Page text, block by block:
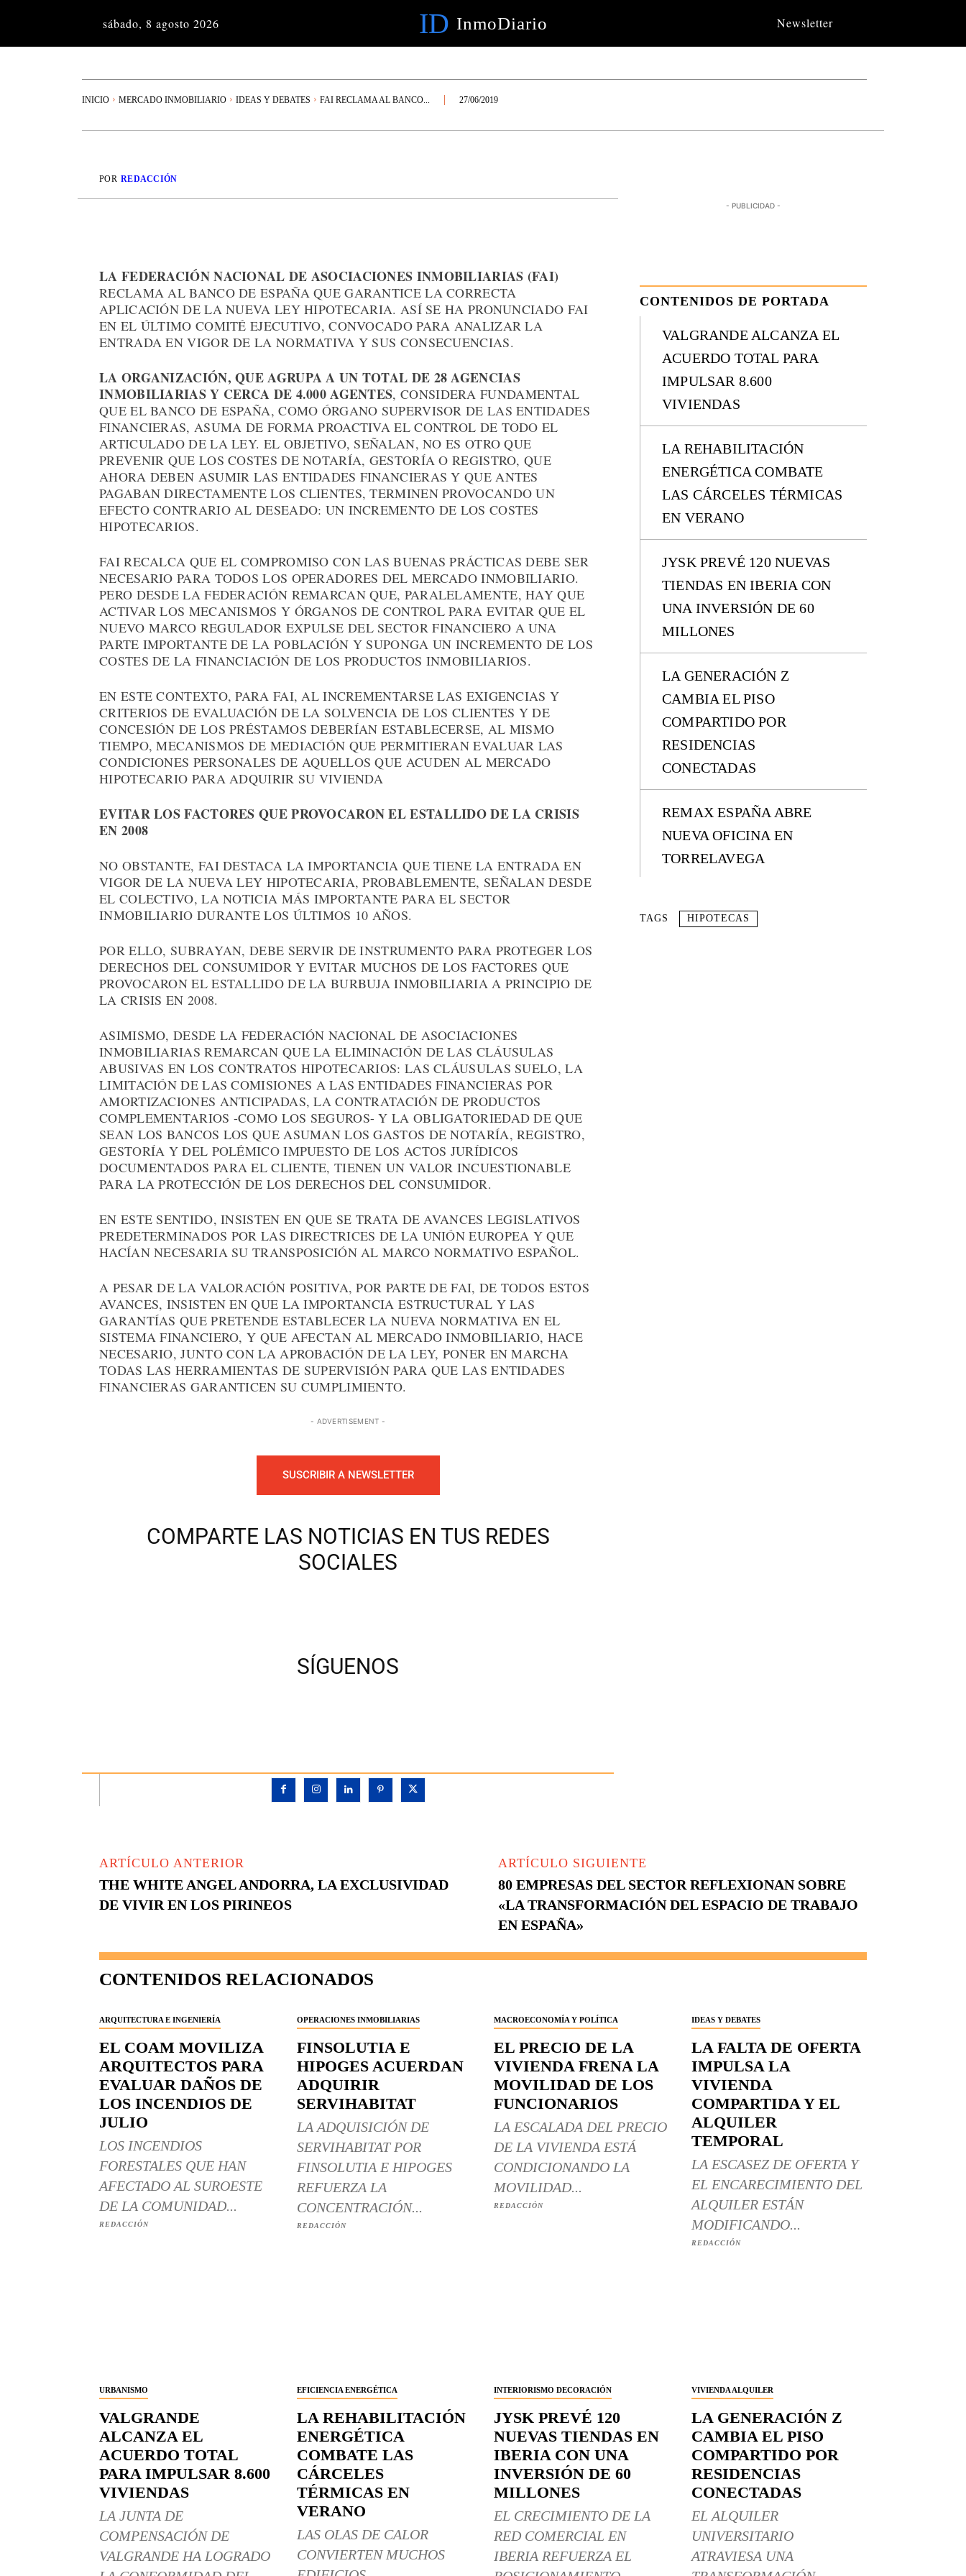
sábado, 8 agosto 2026 ID InmoDiario Newsletter
INICIO MERCADO INMOBILIARIO IDEAS Y DEBATES FAI RECLAMA AL BANCO... 27/06/2019
POR REDACCIÓN
LA FEDERACIÓN NACIONAL DE ASOCIACIONES INMOBILIARIAS (FAI)
RECLAMA AL BANCO DE ESPAÑA QUE GARANTICE LA CORRECTA
APLICACIÓN DE LA NUEVA LEY HIPOTECARIA. ASÍ SE HA PRONUNCIADO FAI
EN EL ÚLTIMO COMITÉ EJECUTIVO, CONVOCADO PARA ANALIZAR LA
ENTRADA EN VIGOR DE LA NORMATIVA Y SUS CONSECUENCIAS.
LA ORGANIZACIÓN, QUE AGRUPA A UN TOTAL DE 28 AGENCIAS
INMOBILIARIAS Y CERCA DE 4.000 AGENTES, CONSIDERA FUNDAMENTAL
QUE EL BANCO DE ESPAÑA, COMO ÓRGANO SUPERVISOR DE LAS ENTIDADES
FINANCIERAS, ASUMA DE FORMA PROACTIVA EL CONTROL DE TODO EL
ARTICULADO DE LA LEY. EL OBJETIVO, SEÑALAN, NO ES OTRO QUE
PREVENIR QUE LOS COSTES DE NOTARÍA, GESTORÍA O REGISTRO, QUE
AHORA DEBEN ASUMIR LAS ENTIDADES FINANCIERAS Y QUE ANTES
PAGABAN DIRECTAMENTE LOS CLIENTES, TERMINEN PROVOCANDO UN
EFECTO CONTRARIO AL DESEADO: UN INCREMENTO DE LOS COSTES
HIPOTECARIOS.
FAI RECALCA QUE EL COMPROMISO CON LAS BUENAS PRÁCTICAS DEBE SER
NECESARIO PARA TODOS LOS OPERADORES DEL MERCADO INMOBILIARIO.
PERO DESDE LA FEDERACIÓN REMARCAN QUE, PARALELAMENTE, HAY QUE
ACTIVAR LOS MECANISMOS Y ÓRGANOS DE CONTROL PARA EVITAR QUE EL
NUEVO MARCO REGULADOR EXPULSE DEL SECTOR FINANCIERO A UNA
PARTE IMPORTANTE DE LA POBLACIÓN Y SUPONGA UN INCREMENTO DE LOS
COSTES DE LA FINANCIACIÓN DE LOS PRODUCTOS INMOBILIARIOS.
EN ESTE CONTEXTO, PARA FAI, AL INCREMENTARSE LAS EXIGENCIAS Y
CRITERIOS DE EVALUACIÓN DE LA SOLVENCIA DE LOS CLIENTES Y DE
CONCESIÓN DE LOS PRÉSTAMOS DEBERÍAN ESTABLECERSE, AL MISMO
TIEMPO, MECANISMOS DE MEDIACIÓN QUE PERMITIERAN EVALUAR LAS
CONDICIONES PERSONALES DE AQUELLOS QUE ACUDEN AL MERCADO
HIPOTECARIO PARA ADQUIRIR SU VIVIENDA
EVITAR LOS FACTORES QUE PROVOCARON EL ESTALLIDO DE LA CRISIS
EN 2008
NO OBSTANTE, FAI DESTACA LA IMPORTANCIA QUE TIENE LA ENTRADA EN
VIGOR DE LA NUEVA LEY HIPOTECARIA, PROBABLEMENTE, SEÑALAN DESDE
EL COLECTIVO, LA NOTICIA MÁS IMPORTANTE PARA EL SECTOR
INMOBILIARIO DURANTE LOS ÚLTIMOS 10 AÑOS.
POR ELLO, SUBRAYAN, DEBE SERVIR DE INSTRUMENTO PARA PROTEGER LOS
DERECHOS DEL CONSUMIDOR Y EVITAR MUCHOS DE LOS FACTORES QUE
PROVOCARON EL ESTALLIDO DE LA BURBUJA INMOBILIARIA A PRINCIPIO DE
LA CRISIS EN 2008.
ASIMISMO, DESDE LA FEDERACIÓN NACIONAL DE ASOCIACIONES
INMOBILIARIAS REMARCAN QUE LA ELIMINACIÓN DE LAS CLÁUSULAS
ABUSIVAS EN LOS CONTRATOS HIPOTECARIOS: LAS CLÁUSULAS SUELO, LA
LIMITACIÓN DE LAS COMISIONES A LAS ENTIDADES FINANCIERAS POR
AMORTIZACIONES ANTICIPADAS, LA CONTRATACIÓN DE PRODUCTOS
COMPLEMENTARIOS -COMO LOS SEGUROS- Y LA OBLIGATORIEDAD DE QUE
SEAN LOS BANCOS LOS QUE ASUMAN LOS GASTOS DE NOTARÍA, REGISTRO,
GESTORÍA Y DEL POLÉMICO IMPUESTO DE LOS ACTOS JURÍDICOS
DOCUMENTADOS PARA EL CLIENTE, TIENEN UN VALOR INCUESTIONABLE
PARA LA PROTECCIÓN DE LOS DERECHOS DEL CONSUMIDOR.
EN ESTE SENTIDO, INSISTEN EN QUE SE TRATA DE AVANCES LEGISLATIVOS
PREDETERMINADOS POR LAS DIRECTRICES DE LA UNIÓN EUROPEA Y QUE
HACÍAN NECESARIA SU TRANSPOSICIÓN AL MARCO NORMATIVO ESPAÑOL.
A PESAR DE LA VALORACIÓN POSITIVA, POR PARTE DE FAI, DE TODOS ESTOS
AVANCES, INSISTEN EN QUE LA IMPORTANCIA ESTRUCTURAL Y LAS
GARANTÍAS QUE PRETENDE ESTABLECER LA NUEVA NORMATIVA EN EL
SISTEMA FINANCIERO, Y QUE AFECTAN AL MERCADO INMOBILIARIO, HACE
NECESARIO, JUNTO CON LA APROBACIÓN DE LA LEY, PONER EN MARCHA
TODAS LAS HERRAMIENTAS DE SUPERVISIÓN PARA QUE LAS ENTIDADES
FINANCIERAS GARANTICEN SU CUMPLIMIENTO.
- ADVERTISEMENT -
SUSCRIBIR A NEWSLETTER
COMPARTE LAS NOTICIAS EN TUS REDES
SOCIALES
SÍGUENOS
- PUBLICIDAD -
CONTENIDOS DE PORTADA
VALGRANDE ALCANZA EL
ACUERDO TOTAL PARA
IMPULSAR 8.600
VIVIENDAS
LA REHABILITACIÓN
ENERGÉTICA COMBATE
LAS CÁRCELES TÉRMICAS
EN VERANO
JYSK PREVÉ 120 NUEVAS
TIENDAS EN IBERIA CON
UNA INVERSIÓN DE 60
MILLONES
LA GENERACIÓN Z
CAMBIA EL PISO
COMPARTIDO POR
RESIDENCIAS
CONECTADAS
REMAX ESPAÑA ABRE
NUEVA OFICINA EN
TORRELAVEGA
TAGS HIPOTECAS
ARTÍCULO ANTERIOR
THE WHITE ANGEL ANDORRA, LA EXCLUSIVIDAD
DE VIVIR EN LOS PIRINEOS
ARTÍCULO SIGUIENTE
80 EMPRESAS DEL SECTOR REFLEXIONAN SOBRE
«LA TRANSFORMACIÓN DEL ESPACIO DE TRABAJO
EN ESPAÑA»
CONTENIDOS RELACIONADOS
ARQUITECTURA E INGENIERÍA
EL COAM MOVILIZA
ARQUITECTOS PARA
EVALUAR DAÑOS DE
LOS INCENDIOS DE
JULIO
LOS INCENDIOS
FORESTALES QUE HAN
AFECTADO AL SUROESTE
DE LA COMUNIDAD...
REDACCIÓN
OPERACIONES INMOBILIARIAS
FINSOLUTIA E
HIPOGES ACUERDAN
ADQUIRIR
SERVIHABITAT
LA ADQUISICIÓN DE
SERVIHABITAT POR
FINSOLUTIA E HIPOGES
REFUERZA LA
CONCENTRACIÓN...
REDACCIÓN
MACROECONOMÍA Y POLÍTICA
EL PRECIO DE LA
VIVIENDA FRENA LA
MOVILIDAD DE LOS
FUNCIONARIOS
LA ESCALADA DEL PRECIO
DE LA VIVIENDA ESTÁ
CONDICIONANDO LA
MOVILIDAD...
REDACCIÓN
IDEAS Y DEBATES
LA FALTA DE OFERTA
IMPULSA LA
VIVIENDA
COMPARTIDA Y EL
ALQUILER
TEMPORAL
LA ESCASEZ DE OFERTA Y
EL ENCARECIMIENTO DEL
ALQUILER ESTÁN
MODIFICANDO...
REDACCIÓN
URBANISMO
VALGRANDE
ALCANZA EL
ACUERDO TOTAL
PARA IMPULSAR 8.600
VIVIENDAS
LA JUNTA DE
COMPENSACIÓN DE
VALGRANDE HA LOGRADO
EFICIENCIA ENERGÉTICA
LA REHABILITACIÓN
ENERGÉTICA
COMBATE LAS
CÁRCELES
TÉRMICAS EN
VERANO
LAS OLAS DE CALOR
CONVIERTEN MUCHOS
INTERIORISMO DECORACIÓN
JYSK PREVÉ 120
NUEVAS TIENDAS EN
IBERIA CON UNA
INVERSIÓN DE 60
MILLONES
EL CRECIMIENTO DE LA
RED COMERCIAL EN
IBERIA REFUERZA EL
VIVIENDA ALQUILER
LA GENERACIÓN Z
CAMBIA EL PISO
COMPARTIDO POR
RESIDENCIAS
CONECTADAS
EL ALQUILER
UNIVERSITARIO
ATRAVIESA UNA